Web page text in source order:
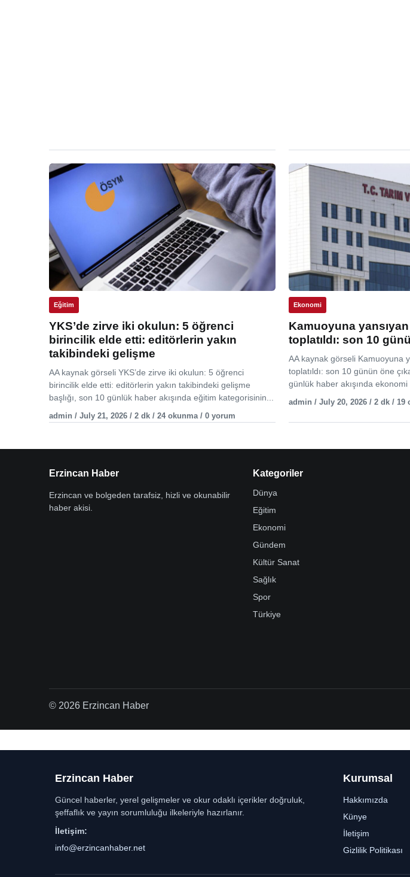
Eğitim
YKS’de zirve iki okulun: 5 öğrenci
birincilik elde etti: editörlerin yakın
takibindeki gelişme
AA kaynak görseli YKS’de zirve iki okulun: 5 öğrenci
birincilik elde etti: editörlerin yakın takibindeki gelişme
başlığı, son 10 günlük haber akışında eğitim kategorisinin...
admin / July 21, 2026 / 2 dk / 24 okunma / 0 yorum
Ekonomi
Kamuoyuna
toplatıldı: son 10
AA kaynak görseli Kamuoyuna
toplatıldı: son 10 günün öne
günlük haber akışında
admin / July 20, 2026 / 2 dk / 19
Erzincan Haber
Erzincan ve bolgeden tarafsiz, hizli ve okunabilir
haber akisi.
Kategoriler
Dünya
Eğitim
Ekonomi
Gündem
Kültür Sanat
Sağlık
Spor
Türkiye
© 2026 Erzincan Haber
Erzincan Haber
Güncel haberler, yerel gelişmeler ve okur odaklı içerikler doğruluk,
şeffaflık ve yayın sorumluluğu ilkeleriyle hazırlanır.
İletişim:
info@erzincanhaber.net
Kurumsal
Hakkımızda
Künye
İletişim
Gizlilik Politikası